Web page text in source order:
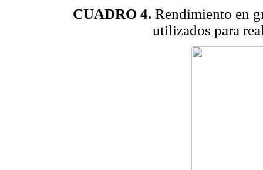
CUADRO 4. Rendimiento en
utilizados para